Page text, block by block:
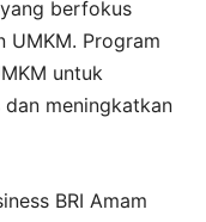
berfokus
UMKM. Program
untuk
meningkatkan
BRI Amam